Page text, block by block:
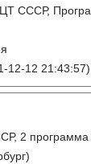
СССР,
12-12 21:43:57)
2